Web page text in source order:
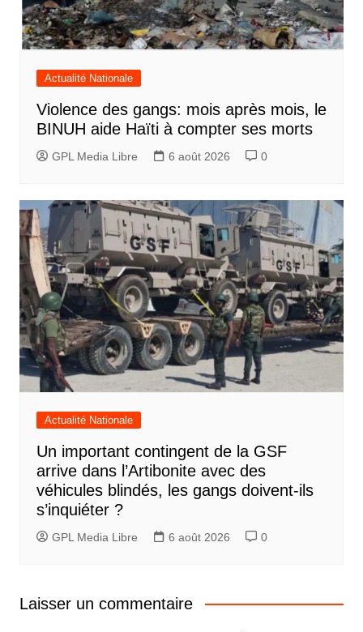
Actualité Nationale
Violence des gangs: mois après mois, le
BINUH aide Haïti à compter ses morts
GPL Media Libre 6 août 2026 0
Actualité Nationale
Un important contingent de la GSF
arrive dans l’Artibonite avec des
véhicules blindés, les gangs doivent-ils
s’inquiéter ?
GPL Media Libre 6 août 2026 0
Laisser un commentaire